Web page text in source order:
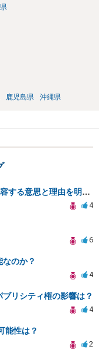
鹿児島県 沖縄県
Xの開示請求、仮処分で裁判官が認容する意思と理由を明確化しても、相手側は争って引き延ばしますか
4
6
のか？
4
リシティ権の影響は？
4
能性は？
2